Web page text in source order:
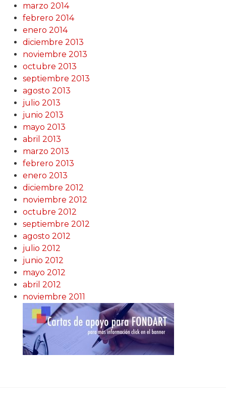
marzo 2014
febrero 2014
enero 2014
diciembre 2013
noviembre 2013
octubre 2013
septiembre 2013
agosto 2013
julio 2013
junio 2013
mayo 2013
abril 2013
marzo 2013
febrero 2013
enero 2013
diciembre 2012
noviembre 2012
octubre 2012
septiembre 2012
agosto 2012
julio 2012
junio 2012
mayo 2012
abril 2012
noviembre 2011